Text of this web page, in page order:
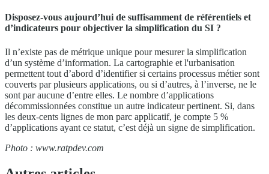
Disposez-vous aujourd’hui de suffisamment de référentiels et
d’indicateurs pour objectiver la simplification du SI ?
Il n’existe pas de métrique unique pour mesurer la simplification
d’un système d’information. La cartographie et l'urbanisation
permettent tout d’abord d’identifier si certains processus métier sont
couverts par plusieurs applications, ou si d’autres, à l’inverse, ne le
sont par aucune d’entre elles. Le nombre d’applications
décommissionnées constitue un autre indicateur pertinent. Si, dans
les deux-cents lignes de mon parc applicatif, je compte 5 %
d’applications ayant ce statut, c’est déjà un signe de simplification.
Photo : www.ratpdev.com